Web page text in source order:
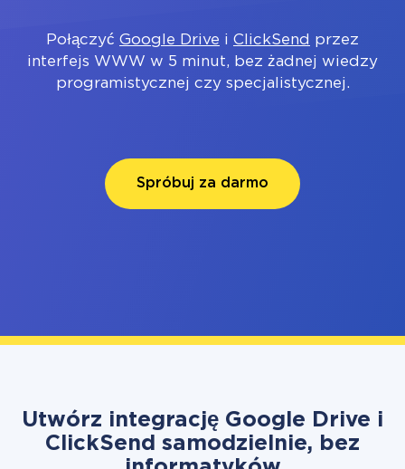
Połączyć Google Drive i ClickSend przez
interfejs WWW w 5 minut, bez żadnej wiedzy
programistycznej czy specjalistycznej.
Spróbuj za darmo
Utwórz integrację Google Drive i
ClickSend samodzielnie, bez